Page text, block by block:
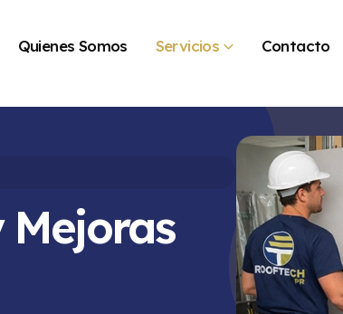
Quienes Somos Servicios Contacto
Mejoras